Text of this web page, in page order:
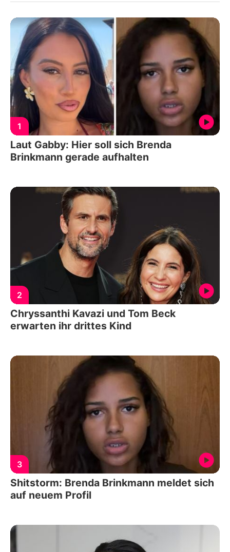
1
Laut Gabby: Hier soll sich Brenda
Brinkmann gerade aufhalten
2
Chryssanthi Kavazi und Tom Beck
erwarten ihr drittes Kind
3
Shitstorm: Brenda Brinkmann meldet sich
auf neuem Profil